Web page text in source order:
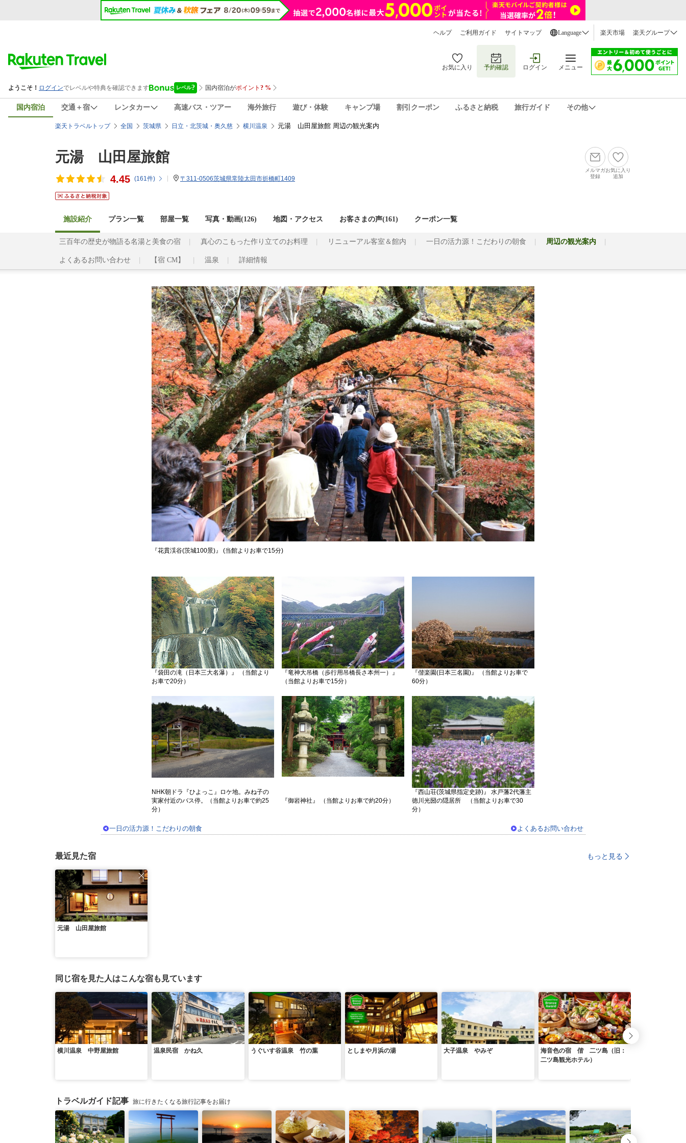
ヘルプ ご利用ガイド サイトマップ Language 楽天市場 楽天グループ
お気に入り 予約確認 ログイン メニュー
国内宿泊 交通＋宿 レンタカー 高速バス・ツアー 海外旅行 遊び・体験 キャンプ場 割引クーポン ふるさと納税 旅行ガイド その他
楽天トラベルトップ 全国 茨城県 日立・北茨城・奥久慈 横川温泉 元湯 山田屋旅館 周辺の観光案内
元湯 山田屋旅館
4.45 (161件) 〒311-0506茨城県常陸太田市折橋町1409
メルマガ
登録
お気に入り
追加
施設紹介 プラン一覧 部屋一覧 写真・動画(126) 地図・アクセス お客さまの声(161) クーポン一覧
三百年の歴史が物語る名湯と美食の宿 真心のこもった作り立てのお料理 リニューアル客室＆館内 一日の活力源！こだわりの朝食 周辺の観光案内
よくあるお問い合わせ 【宿 CM】 温泉 詳細情報
『花貫渓谷(茨城100景)』 (当館よりお車で15分)
『袋田の滝（日本三大名瀑）』 （当館より
お車で20分）
『竜神大吊橋（歩行用吊橋長さ本州一）』
（当館よりお車で15分）
『偕楽園(日本三名園)』 （当館よりお車で
60分）
NHK朝ドラ『ひよっこ』ロケ地。みね子の
実家付近のバス停。（当館よりお車で約25
分）
『御岩神社』 （当館よりお車で約20分）
『西山荘(茨城県指定史跡)』 水戸藩2代藩主
徳川光圀の隠居所 （当館よりお車で30
分）
一日の活力源！こだわりの朝食 よくあるお問い合わせ
最近見た宿 もっと見る
元湯 山田屋旅館
同じ宿を見た人はこんな宿も見ています
横川温泉 中野屋旅館 温泉民宿 かね久 うぐいす谷温泉 竹の葉 としまや月浜の湯 大子温泉 やみぞ
海音色の宿 偕 二ツ島（旧：
二ツ島観光ホテル）
トラベルガイド記事 旅に行きたくなる旅行記事をお届け